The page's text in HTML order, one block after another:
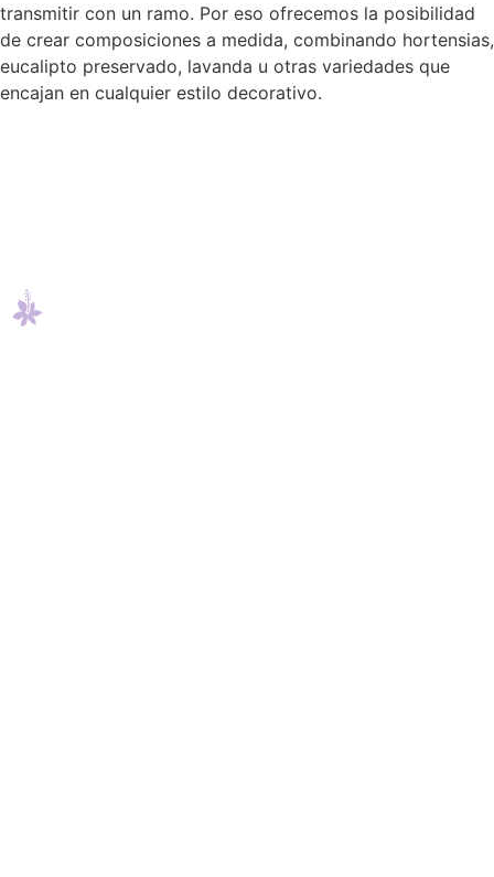
transmitir con un ramo. Por eso ofrecemos la posibilidad
de crear composiciones a medida, combinando hortensias,
eucalipto preservado, lavanda u otras variedades que
encajan en cualquier estilo decorativo.